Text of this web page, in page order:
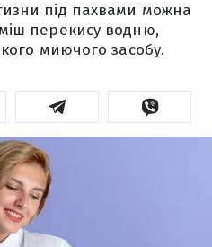
під пахвами можна
перекису водню,
миючого засобу.